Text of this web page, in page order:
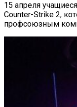
15 апреля
Counter-Strike 2,
профсоюзным